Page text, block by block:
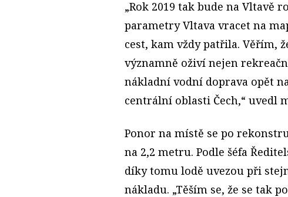
„Rok 2019 tak bude na Vltavě
parametry Vltava vracet na
cest, kam vždy patřila. Věřím,
významně oživí nejen
nákladní vodní doprava opět
centrální oblasti Čech,“ uvedl
Ponor na místě se po
na 2,2 metru. Podle šéfa
díky tomu lodě uvezou při
nákladu. „Těším se, že se tak